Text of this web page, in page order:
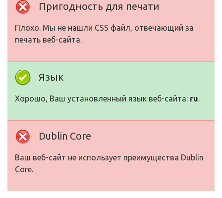
Пригодность для печати
Плохо. Мы не нашли CSS файл, отвечающий за
печать веб-сайта.
Язык
Хорошо, Ваш установленный язык веб-сайта: ru.
Dublin Core
Ваш веб-сайт не использует преимущества Dublin
Core.